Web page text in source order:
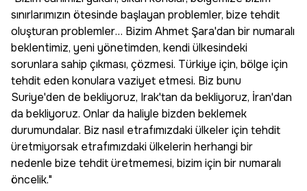
sınırlarımızın ötesinde başlayan problemler, bize tehdit
oluşturan problemler… Bizim Ahmet Şara'dan bir numaralı
beklentimiz, yeni yönetimden, kendi ülkesindeki
sorunlara sahip çıkması, çözmesi. Türkiye için, bölge için
tehdit eden konulara vaziyet etmesi. Biz bunu
Suriye'den de bekliyoruz, Irak'tan da bekliyoruz, İran'dan
da bekliyoruz. Onlar da haliyle bizden beklemek
durumundalar. Biz nasıl etrafımızdaki ülkeler için tehdit
üretmiyorsak etrafımızdaki ülkelerin herhangi bir
nedenle bize tehdit üretmemesi, bizim için bir numaralı
öncelik."